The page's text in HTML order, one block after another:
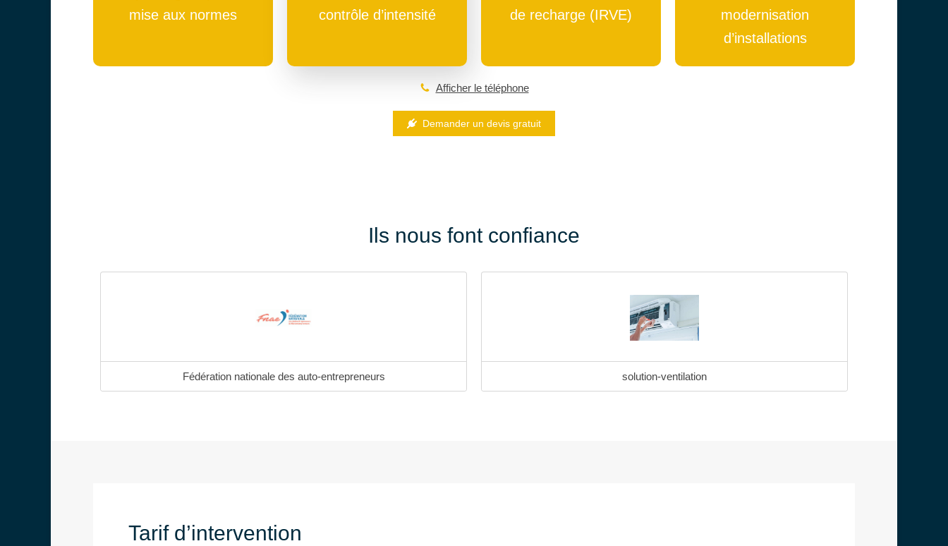
mise aux normes
contrôle d’intensité
de recharge (IRVE)
modernisation
d’installations
Afficher le téléphone
Demander un devis gratuit
Ils nous font confiance
Fédération nationale des auto-entrepreneurs solution-ventilation
Tarif d’intervention